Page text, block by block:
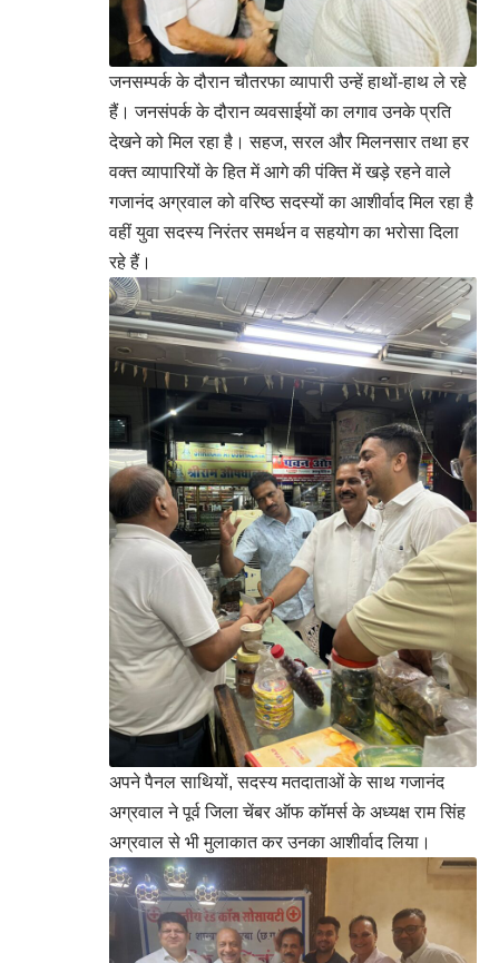
जनसम्पर्क के दौरान चौतरफा व्यापारी उन्हें हाथों-हाथ ले रहे
हैं। जनसंपर्क के दौरान व्यवसाईयों का लगाव उनके प्रति
देखने को मिल रहा है। सहज, सरल और मिलनसार तथा हर
वक्त व्यापारियों के हित में आगे की पंक्ति में खड़े रहने वाले
गजानंद अग्रवाल को वरिष्ठ सदस्यों का आशीर्वाद मिल रहा है
वहीं युवा सदस्य निरंतर समर्थन व सहयोग का भरोसा दिला
रहे हैं।
अपने पैनल साथियों, सदस्य मतदाताओं के साथ गजानंद
अग्रवाल ने पूर्व जिला चेंबर ऑफ कॉमर्स के अध्यक्ष राम सिंह
अग्रवाल से भी मुलाकात कर उनका आशीर्वाद लिया।